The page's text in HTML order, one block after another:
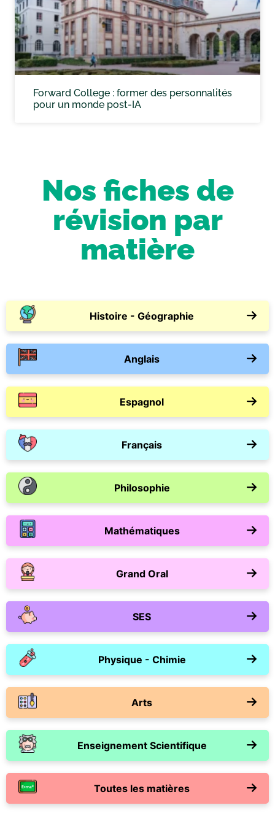
Forward College : former des personnalités
pour un monde post-IA
Nos fiches de
révision par
matière
Histoire - Géographie
Anglais
Espagnol
Français
Philosophie
Mathématiques
Grand Oral
SES
Physique - Chimie
Arts
Enseignement Scientifique
Toutes les matières